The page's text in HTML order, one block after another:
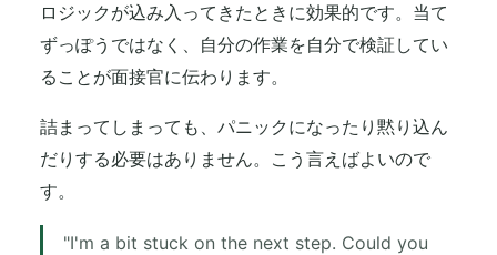
ロジックが込み入ってきたときに効果的です。当て
ずっぽうではなく、自分の作業を自分で検証してい
ることが面接官に伝わります。
詰まってしまっても、パニックになったり黙り込ん
だりする必要はありません。こう言えばよいので
す。
"I'm a bit stuck on the next step. Could you